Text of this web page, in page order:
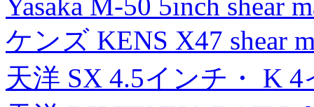
ケンズ KENS X47 shear
天洋 SX 4.5インチ・ K